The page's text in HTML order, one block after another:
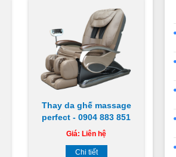
Thay da ghế massage
perfect - 0904 883 851
Giá: Liên hệ
Chi tiết